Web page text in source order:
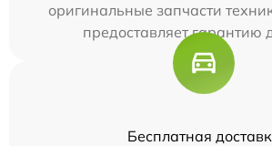
оригинальные запчасти
предоставляет гарантию
Бесплатная